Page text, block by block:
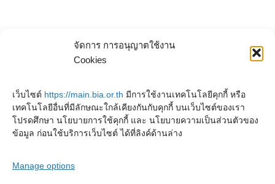
จัดการ การอนุญาตใช้งาน
Cookies
เว็บไซต์ https://main.bia.or.th มีการใช้งานเทคโนโลยีคุกกี้ หรือ
เทคโนโลยีอื่นที่มีลักษณะใกล้เคียงกันกับคุกกี้ บนเว็บไซต์ของเรา
โปรดศึกษา นโยบายการใช้คุกกี้ และ นโยบายความเป็นส่วนตัวของ
ข้อมูล ก่อนใช้บริการเว็บไซต์ ได้ที่ลิงค์ด้านล่าง
Manage options